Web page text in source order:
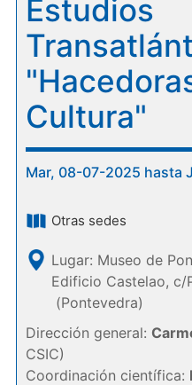
Estudios
Cultura"
Mar, 08-07-2025 hasta
Otras sedes
Lugar: Museo de
Edificio Castelao, c/
(Pontevedra)
Dirección general:
CSIC)
Coordinación científica: